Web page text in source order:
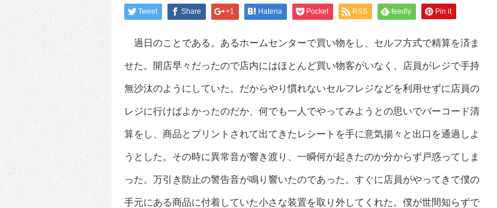
Tweet Share +1 Hatena Pocket RSS feedly Pin it
過日のことである。あるホームセンターで買い物をし、セルフ方式で精算を済ま
せた。開店早々だったので店内にはほとんど買い物客がいなく、店員がレジで手持
無沙汰のようにしていた。だからやり慣れないセルフレジなどを利用せずに店員の
レジに行けばよかったのだか、何でも一人でやってみようとの思いでバーコード清
算をし、商品とプリントされて出てきたレシートを手に意気揚々と出口を通過しよ
うとした。その時に異常音が響き渡り、一瞬何が起きたのか分からず戸惑ってしま
った。万引き防止の警告音が鳴り響いたのであった。すぐに店員がやってきて僕の
手元にある商品に付着していた小さな装置を取り外してくれた。僕が世間知らずで